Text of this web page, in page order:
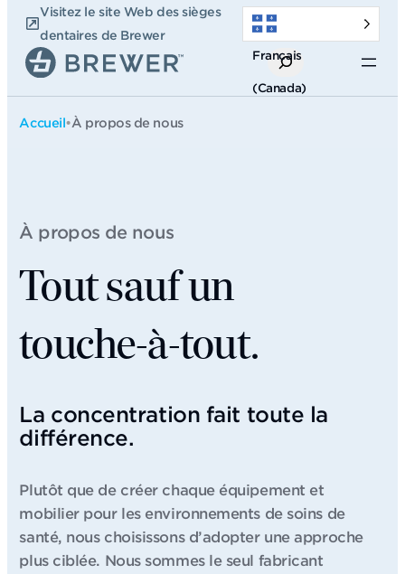
Passer
contenu
Visitez le site Web des sièges
dentaires de Brewer
Français
(Canada)
Recherche
Accueil•À propos de nous
À propos de nous
Tout sauf un
touche-à-tout.
La concentration fait toute la
différence.
Plutôt que de créer chaque équipement et
mobilier pour les environnements de soins de
santé, nous choisissons d’adopter une approche
plus ciblée. Nous sommes le seul fabricant